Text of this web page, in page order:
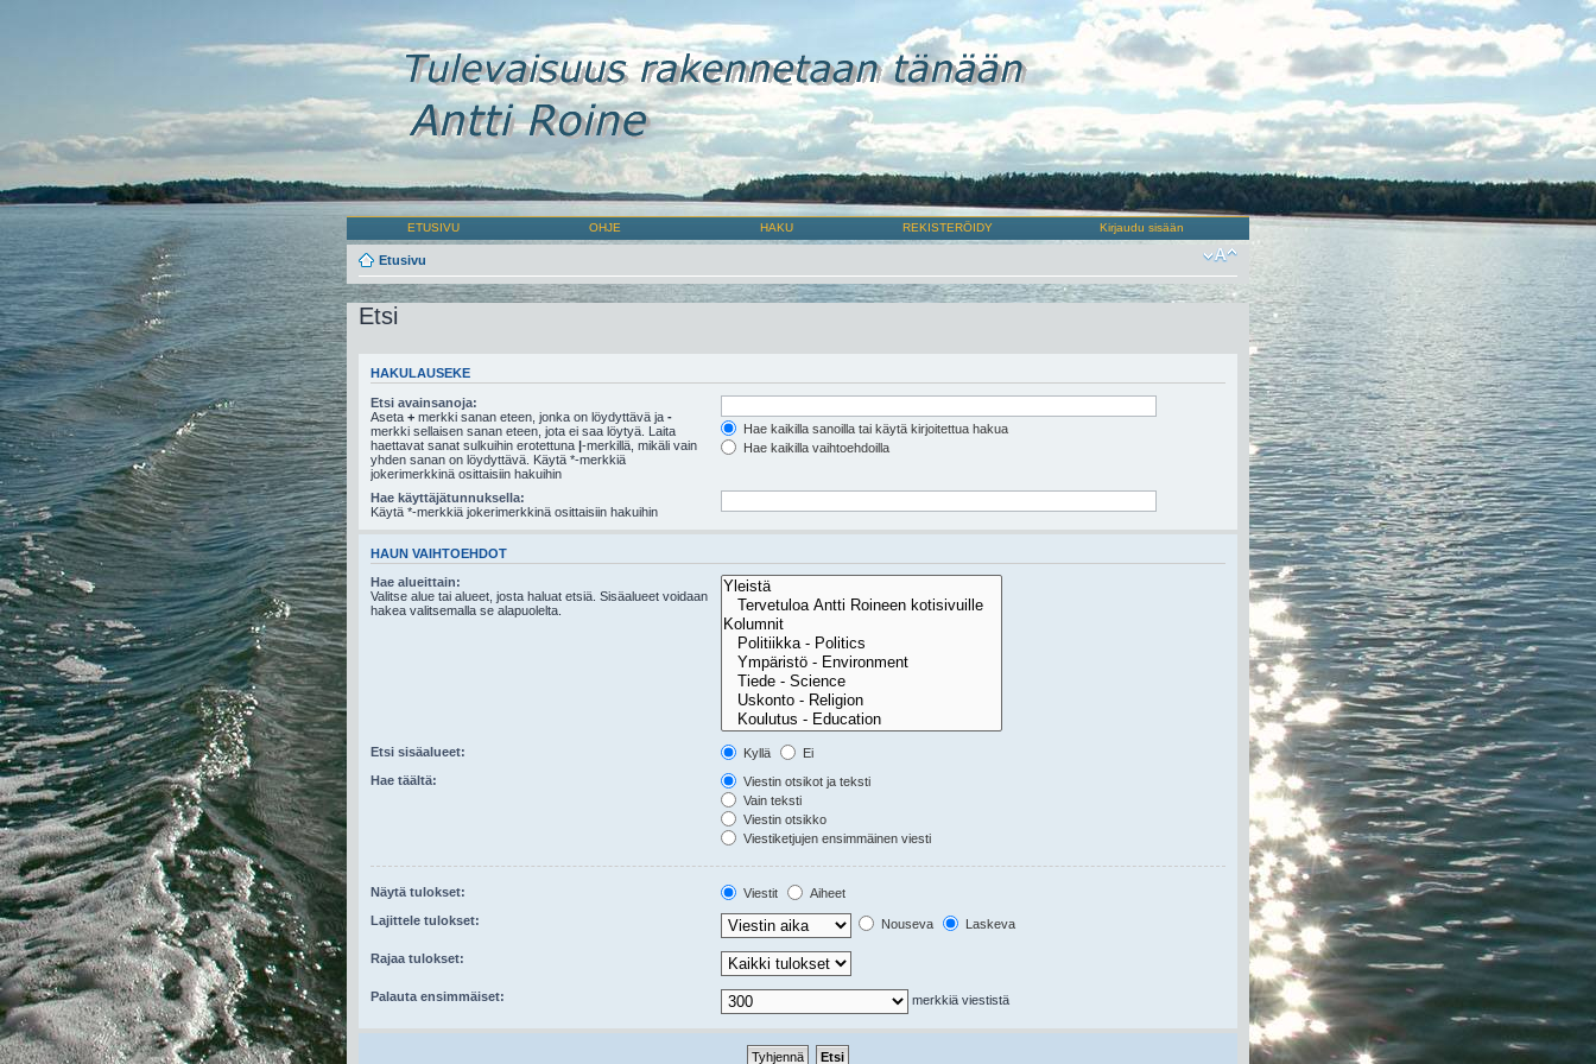
ETUSIVU OHJE HAKU REKISTERÖIDY Kirjaudu sisään
Etusivu
Etsi
HAKULAUSEKE
Etsi avainsanoja:
Aseta + merkki sanan eteen, jonka on löydyttävä ja -
merkki sellaisen sanan eteen, jota ei saa löytyä. Laita
haettavat sanat sulkuihin erotettuna |-merkillä, mikäli vain
yhden sanan on löydyttävä. Käytä *-merkkiä
jokerimerkkinä osittaisiin hakuihin
Hae kaikilla sanoilla tai käytä kirjoitettua hakua
Hae kaikilla vaihtoehdoilla
Hae käyttäjätunnuksella:
Käytä *-merkkiä jokerimerkkinä osittaisiin hakuihin
HAUN VAIHTOEHDOT
Hae alueittain:
Valitse alue tai alueet, josta haluat etsiä. Sisäalueet voidaan
hakea valitsemalla se alapuolelta.
Etsi sisäalueet: Kyllä
Ei
Hae täältä:
Viestin otsikot ja teksti
Vain teksti
Viestin otsikko
Viestiketjujen ensimmäinen viesti
Näytä tulokset: Viestit
Aiheet
Lajittele tulokset:
Nouseva Laskeva
Rajaa tulokset:
Palauta ensimmäiset: merkkiä viestistä